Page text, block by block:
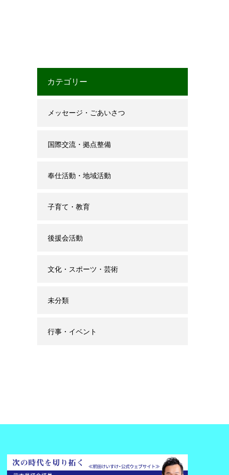
カテゴリー
メッセージ・ごあいさつ
国際交流・拠点整備
奉仕活動・地域活動
子育て・教育
後援会活動
文化・スポーツ・芸術
未分類
行事・イベント